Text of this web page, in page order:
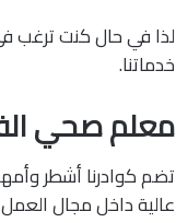
لذا في حال كنت ترغب
خدماتنا.
معلم صحي
تضم كوادرنا أشطر
عالية داخل مجال